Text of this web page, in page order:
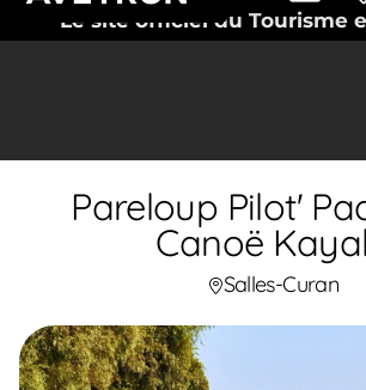
Le site officiel du Tourisme
Pareloup Pilot'
Canoë
Salles-Curan